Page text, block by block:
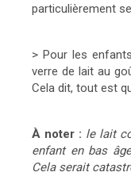
particulièrement
> Pour les
verre de lait au
Cela dit, tout est
À noter : le lait
enfant en bas
Cela serait